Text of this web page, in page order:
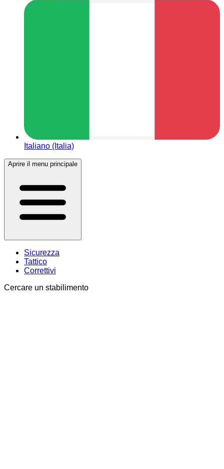
Italiano (Italia)
Aprire il menu principale
Sicurezza
Tattico
Correttivi
Cercare un stabilimento